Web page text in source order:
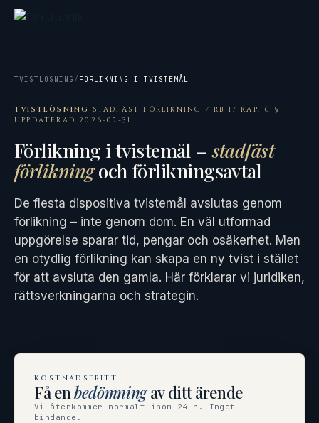
TVISTLÖSNING / FÖRLIKNING I TVISTEMÅL
TVISTLÖSNING· STADFÄST FÖRLIKNING / RB 17 KAP. 6 § ·
UPPDATERAD 2026-05-31
Förlikning i tvistemål –stadfäst
förlikningoch förlikningsavtal
De flesta dispositiva tvistemål avslutas genom
förlikning – inte genom dom. En väl utformad
uppgörelse sparar tid, pengar och osäkerhet. Men
en otydlig förlikning kan skapa en ny tvist i stället
för att avsluta den gamla. Här förklarar vi juridiken,
rättsverkningarna och strategin.
KOSTNADSFRITT
Få enbedömningav ditt ärende
Vi återkommer normalt inom 24 h. Inget
bindande.